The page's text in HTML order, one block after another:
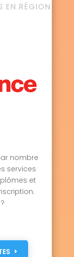
EN RÉGION
nombre
services
et